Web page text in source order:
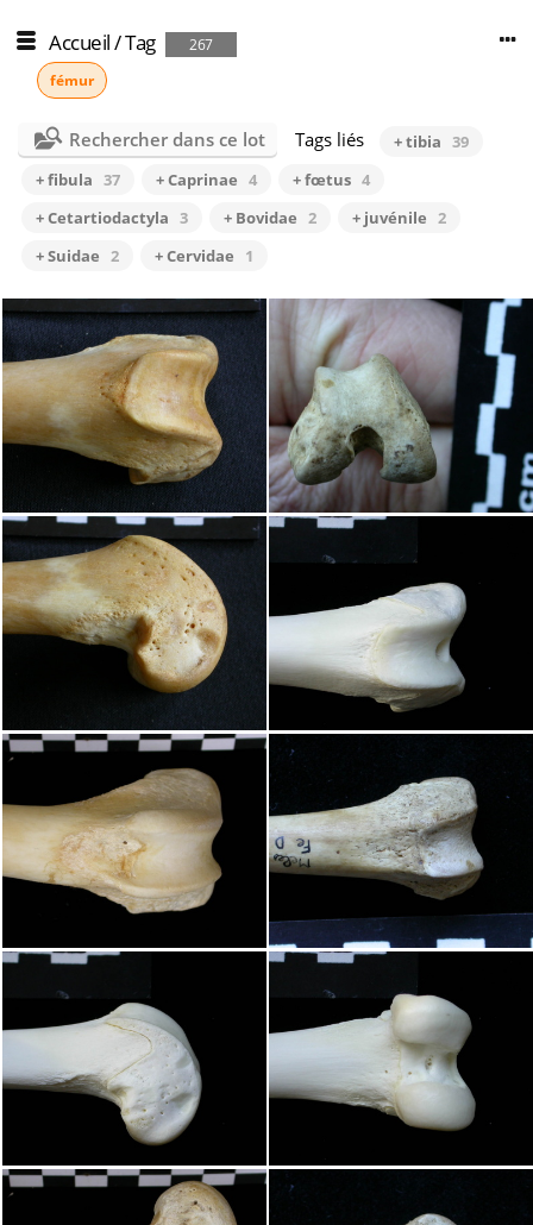
Accueil/Tag
267
fémur
Rechercher dans ce lot Tags liés + tibia 39
+ fibula 37 + Caprinae 4 + fœtus 4
+ Cetartiodactyla 3 + Bovidae 2 + juvénile 2
+ Suidae 2 + Cervidae 1